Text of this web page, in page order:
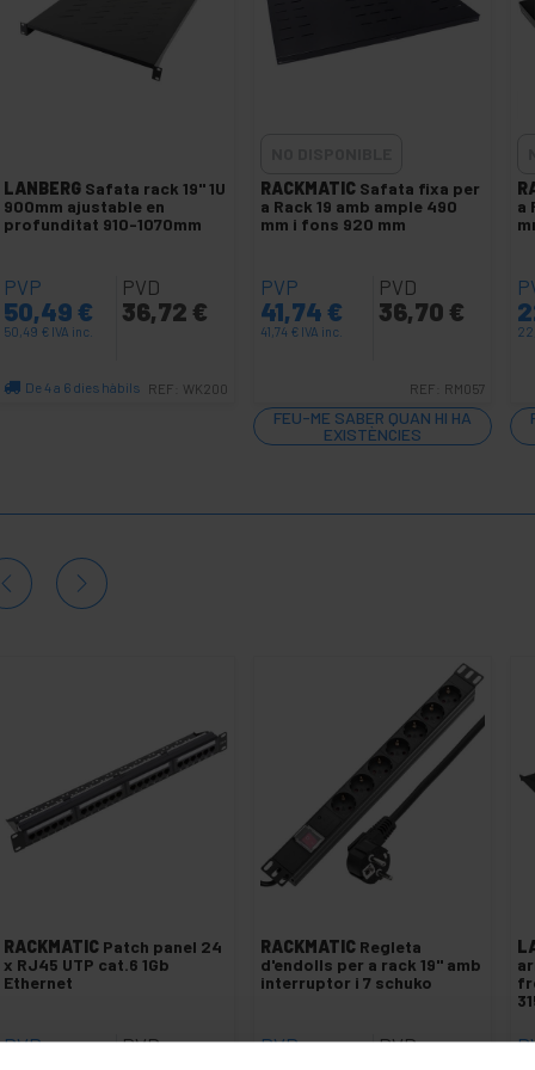
LANBERG Safata rack 19" 1U
900mm ajustable en
profunditat 910-1070mm
PVP
50,49 €
50,49 € IVA inc.
PVD
36,72 €
De 4 a 6 dies hàbils REF: WK200
RACKMATIC Safata fixa per
a Rack 19 amb ample 490
mm i fons 920 mm
PVP
41,74 €
41,74 € IVA inc.
PVD
36,70 €
REF: RM057
FEU-ME SABER QUAN HI HA
EXISTÈNCIES
a
RACKMATIC Patch panel 24
x RJ45 UTP cat.6 1Gb
Ethernet
PVP PVD
RACKMATIC Regleta
d'endolls per a rack 19" amb
interruptor i 7 schuko
PVP PVD